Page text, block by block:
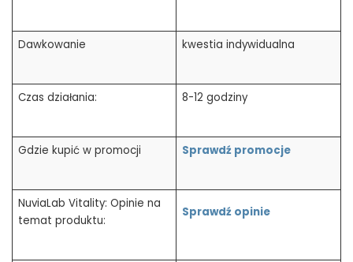
Dawkowanie kwestia indywidualna
Czas działania: 8-12 godziny
Gdzie kupić w promocji Sprawdź promocje
NuviaLab Vitality: Opinie na
temat produktu:
Sprawdź opinie